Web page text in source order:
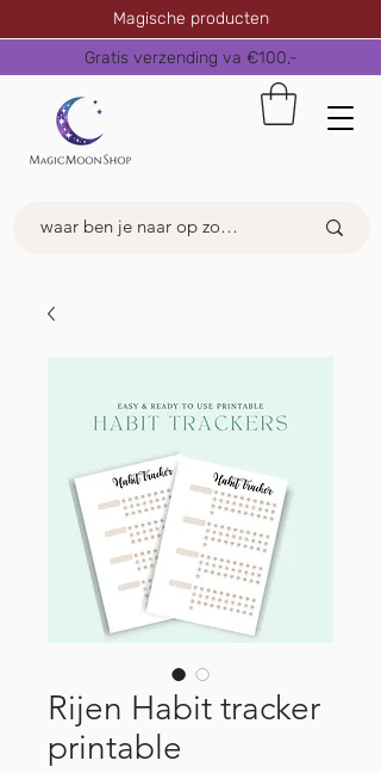
Magische producten
Gratis verzending va €100,-
Rijen Habit tracker
printable